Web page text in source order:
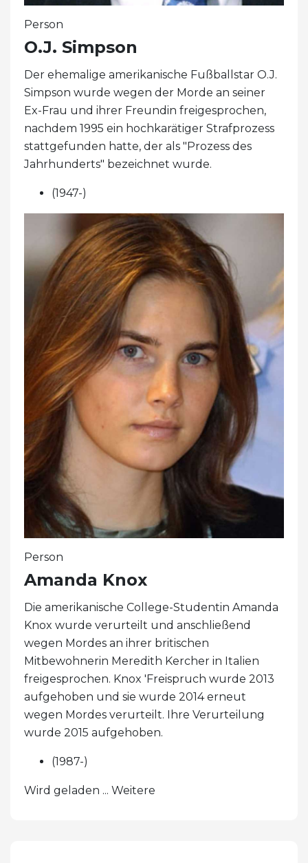
Person
O.J. Simpson
Der ehemalige amerikanische Fußballstar O.J.
Simpson wurde wegen der Morde an seiner
Ex-Frau und ihrer Freundin freigesprochen,
nachdem 1995 ein hochkarätiger Strafprozess
stattgefunden hatte, der als "Prozess des
Jahrhunderts" bezeichnet wurde.
(1947-)
Person
Amanda Knox
Die amerikanische College-Studentin Amanda
Knox wurde verurteilt und anschließend
wegen Mordes an ihrer britischen
Mitbewohnerin Meredith Kercher in Italien
freigesprochen. Knox 'Freispruch wurde 2013
aufgehoben und sie wurde 2014 erneut
wegen Mordes verurteilt. Ihre Verurteilung
wurde 2015 aufgehoben.
(1987-)
Wird geladen ... Weitere